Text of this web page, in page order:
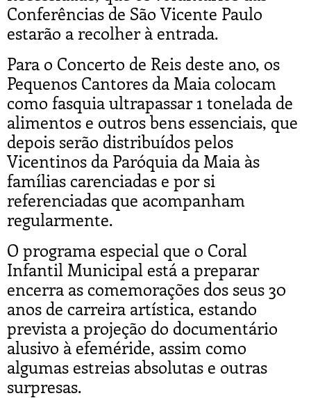
Conferências de São Vicente Paulo
estarão a recolher à entrada.
Para o Concerto de Reis deste ano, os
Pequenos Cantores da Maia colocam
como fasquia ultrapassar 1 tonelada de
alimentos e outros bens essenciais, que
depois serão distribuídos pelos
Vicentinos da Paróquia da Maia às
famílias carenciadas e por si
referenciadas que acompanham
regularmente.
O programa especial que o Coral
Infantil Municipal está a preparar
encerra as comemorações dos seus 30
anos de carreira artística, estando
prevista a projeção do documentário
alusivo à efeméride, assim como
algumas estreias absolutas e outras
surpresas.